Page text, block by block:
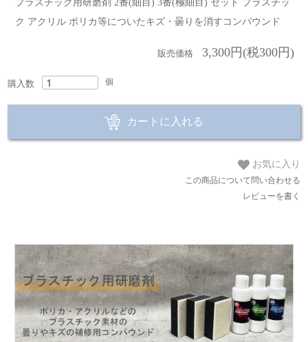
ク アクリル ポリカ等についたキズ・曇りを消すコンパウンド
販売価格 3,300円(税300円)
購入数 個
カートに入れる
お気に入り
この商品について問い合わせる
レビューを書く